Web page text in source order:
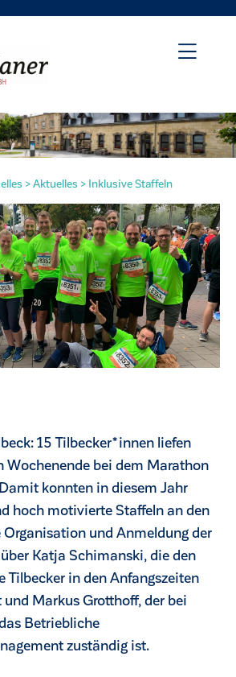
>Aktuelles > Inklusive Staffeln
15 Tilbecker*innen liefen
Wochenende bei dem Marathon
konnten in diesem Jahr
hoch motivierte Staffeln an den
Organisation und Anmeldung der
Katja Schimanski, die den
Tilbecker in den Anfangszeiten
Markus Grotthoff, der bei
Betriebliche
zuständig ist.